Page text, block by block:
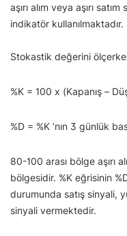
aşırı alım veya aşırı
indikatör kullanılmaktadır.
Stokastik değerini
%K = 100 x (Kapanış –
%D = %K ‘nın 3 günlük
80-100 arası bölge aşırı
bölgesidir. %K eğrisinin
durumunda satış sinyali,
sinyali vermektedir.